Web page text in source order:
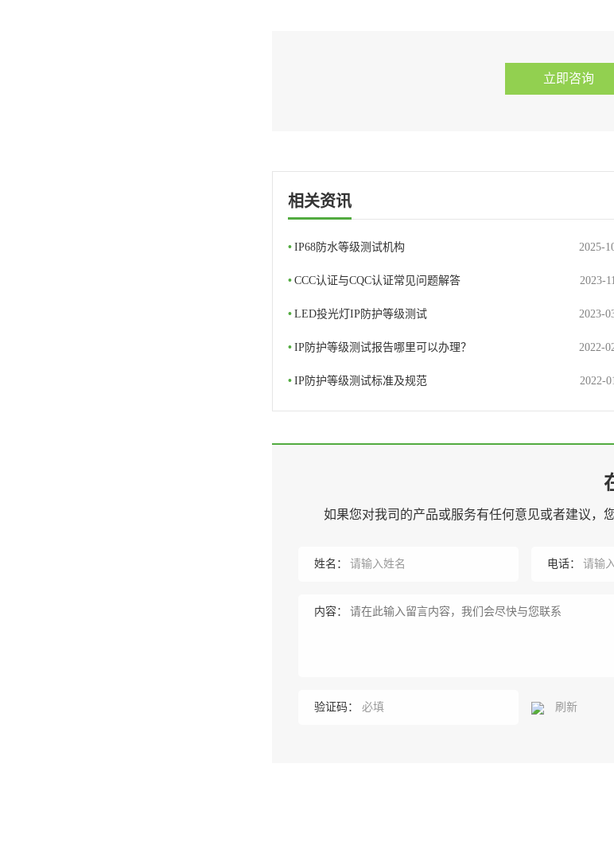
立即咨询
相关资讯
• 2025-
IP68防水等级测试机构
• 2023-
CCC认证与CQC认证常见问题解答
• 2023-
LED投光灯IP防护等级测试
• 2022-
IP防护等级测试报告哪里可以办理？
• 2022-
IP防护等级测试标准及规范
如果您对我司的产品或服务有任何意见或者建议，
姓名： 电话：
内容：
验证码： 刷新